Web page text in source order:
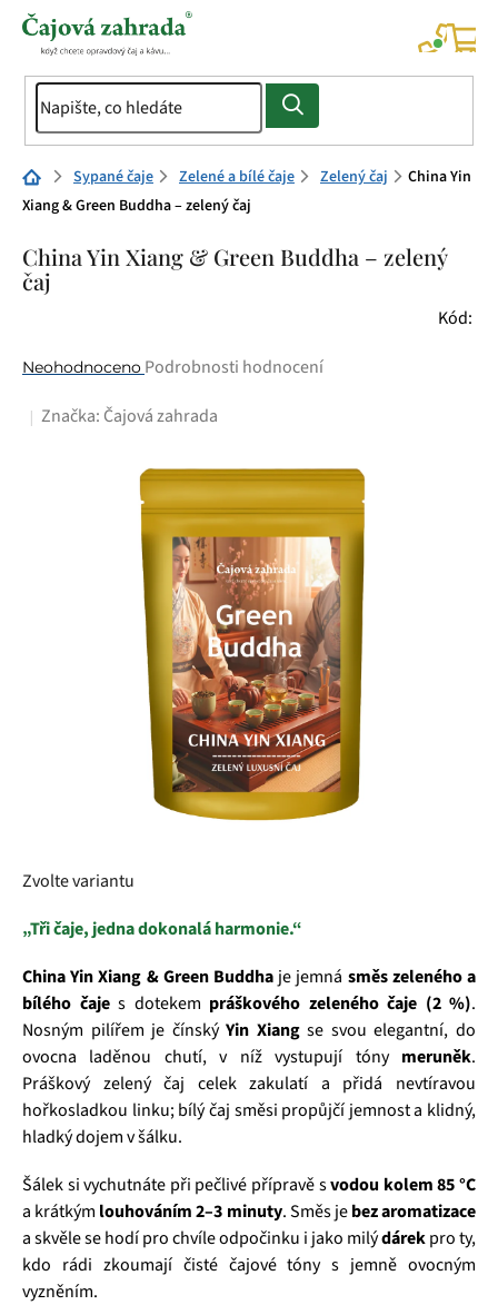
Přejít
Domů Sypané čaje Zelené a bílé čaje Zelený čaj
China Yin
Xiang & Green Buddha – zelený čaj
China Yin Xiang & Green Buddha – zelený
čaj
Kód:
Průměrné
produktu
Neohodnoceno Podrobnosti hodnocení
Značka: Čajová zahrada
Zvolte variantu
„Tři čaje, jedna dokonalá harmonie.“
China Yin Xiang & Green Buddha je jemná směs zeleného a
bílého čajes dotekem práškového zeleného čaje (2 %).
Nosným pilířem je čínskýYin Xiangse svou elegantní, do
ovocna laděnou chutí, v níž vystupují tóny meruněk.
Práškový zelený čaj celek zakulatí a přidá nevtíravou
hořkosladkou linku; bílý čaj směsi propůjčí jemnost a klidný,
hladký dojem v šálku.
Šálek si vychutnáte při pečlivé přípravě svodou kolem 85 °C
a krátkým louhováním 2–3 minuty. Směs jebez aromatizace
a skvěle se hodí pro chvíle odpočinku i jako milýdárekpro ty,
kdo rádi zkoumají čisté čajové tóny s jemně ovocným
vyzněním.